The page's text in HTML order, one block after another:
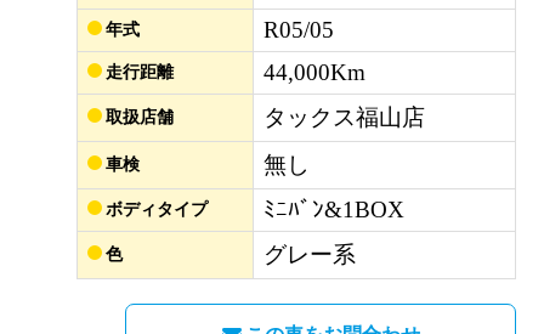
年式 R05/05
走行距離 44,000Km
取扱店舗 タックス福山店
車検 無し
ボディタイプ ﾐﾆﾊﾞﾝ&1BOX
色 グレー系